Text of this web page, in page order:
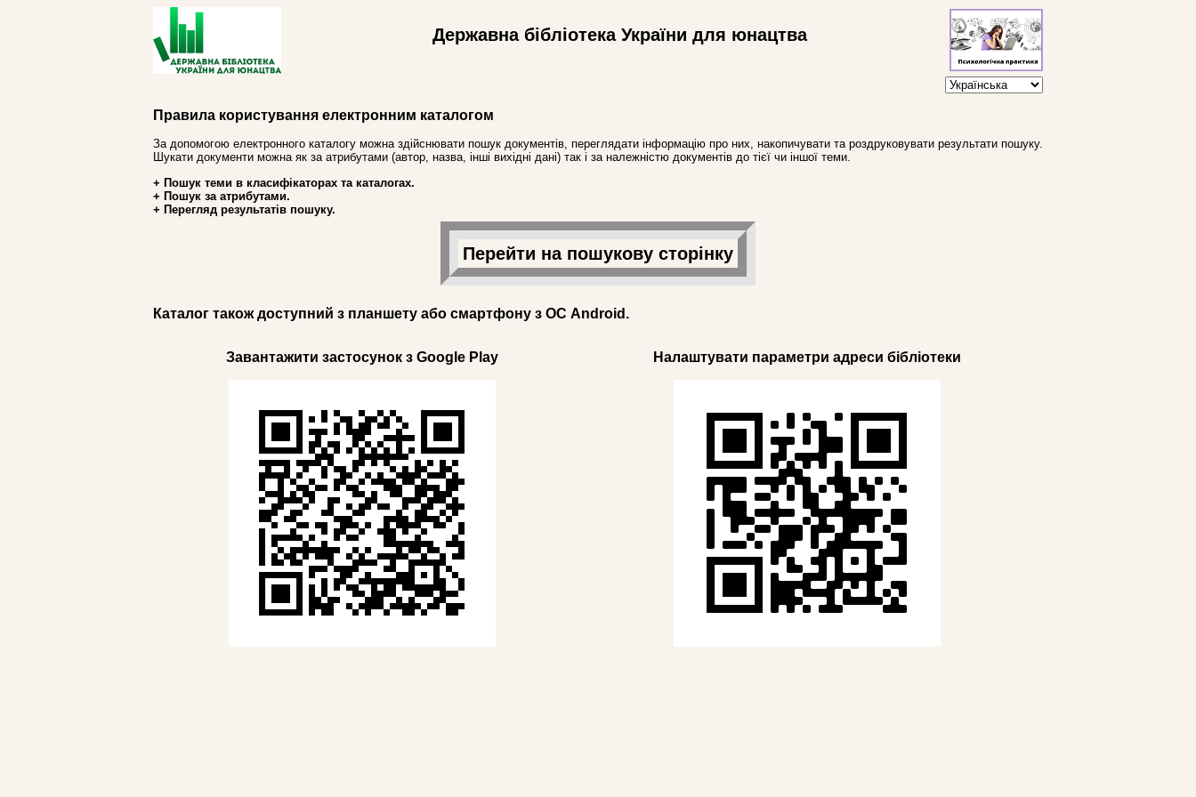
Державна бібліотека України для юнацтва
Правила користування електронним каталогом
За допомогою електронного каталогу можна здійснювати пошук документів, переглядати інформацію про них, накопичувати та роздруковувати результати пошуку.
Шукати документи можна як за атрибутами (автор, назва, інші вихідні дані) так і за належністю документів до тієї чи іншої теми.
+ Пошук теми в класифікаторах та каталогах.
+ Пошук за атрибутами.
+ Перегляд результатів пошуку.
Перейти на пошукову сторінку
Каталог також доступний з планшету або смартфону з ОС Android.
Завантажити застосунок з Google Play Налаштувати параметри адреси бібліотеки